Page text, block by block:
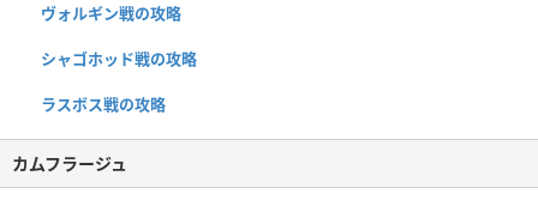
ヴォルギン戦の攻略
シャゴホッド戦の攻略
ラスボス戦の攻略
カムフラージュ